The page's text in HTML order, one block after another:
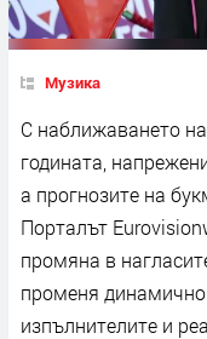
Музика
С наближаването
годината,
а прогнозите на
Порталът
промяна в
променя
изпълнителите и